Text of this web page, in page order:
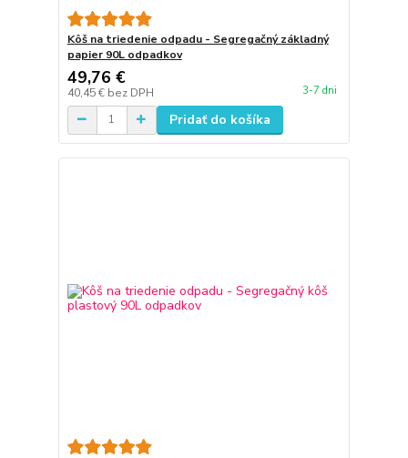
Kôš na triedenie odpadu - Segregačný základný
papier 90L odpadkov
49,76 €
40,45 € bez DPH 3-7 dni
Pridať do košíka